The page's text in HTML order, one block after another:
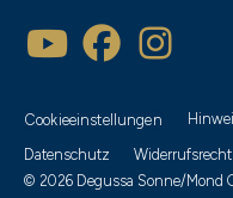
Cookieeinstellungen
Datenschutz
Widerrufsrecht
© 2026 Degussa Sonne/Mond